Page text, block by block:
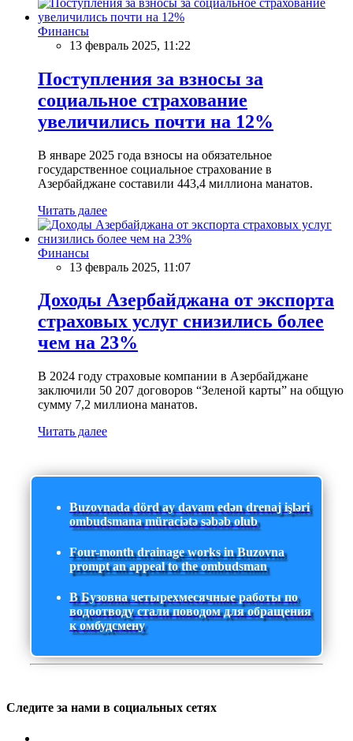
Финансы
13 февраль 2025, 11:22
Поступления за взносы за
социальное страхование
увеличились почти на 12%
В январе 2025 года взносы на обязательное
государственное социальное страхование в
Азербайджане составили 443,4 миллиона манатов.
Читать далее
Финансы
13 февраль 2025, 11:07
Доходы Азербайджана от экспорта
страховых услуг снизились более
чем на 23%
В 2024 году страховые компании в Азербайджане
заключили 50 207 договоров “Зеленой карты” на общую
сумму 7,2 миллиона манатов.
Читать далее
Buzovnada dörd ay davam edən drenaj işləri
ombudsmana müraciətə səbəb olub
Four-month drainage works in Buzovna
prompt an appeal to the ombudsman
В Бузовна четырехмесячные работы по
водоотводу стали поводом для обращения
к омбудсмену
Следите за нами в социальных сетях